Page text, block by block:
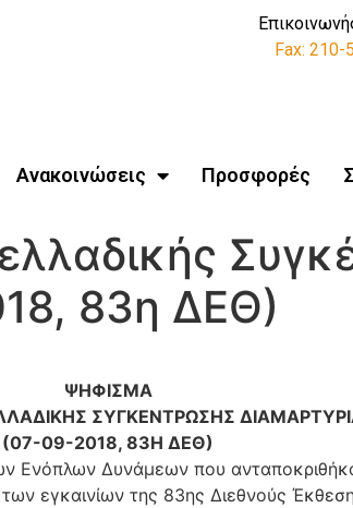
Fax: 210-
Ανακοινώσεις Προσφορές
83η ΔΕΘ)
ΨΗΦΙΣΜΑ
ΣΥΓΚΕΝΤΡΩΣΗΣ
(07-09-2018, 83Η ΔΕΘ)
Ενόπλων Δυνάμεων που
εγκαινίων της 83ης Διεθνούς